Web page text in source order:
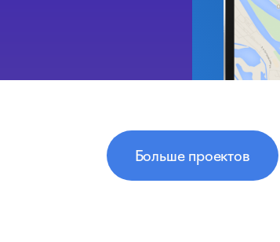
Больше проектов